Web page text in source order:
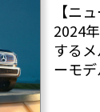
【ニ
2024
する
ーモ